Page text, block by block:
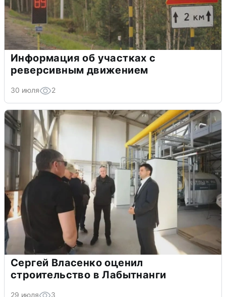
Информация об участках с
реверсивным движением
30 июля 2
Сергей Власенко оценил
строительство в Лабытнанги
29 июля 3